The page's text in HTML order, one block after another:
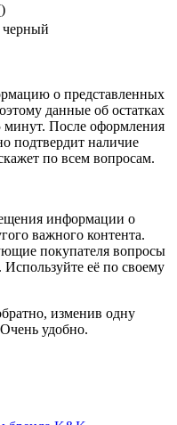
о представленных
данные об остатках
минут. После оформления
подтвердит наличие
по всем вопросам.
информации о
важного контента.
покупателя вопросы
Используйте её по своему
изменив одну
удобно.